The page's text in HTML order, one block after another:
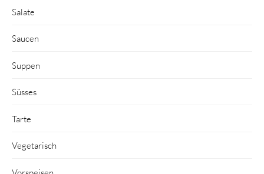
Salate
Saucen
Suppen
Süsses
Tarte
Vegetarisch